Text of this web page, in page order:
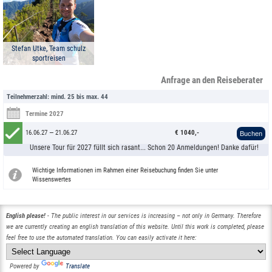
Stefan Utke, Team schulz
sportreisen
Anfrage an den Reiseberater
Teilnehmerzahl: mind. 25 bis max. 44
Termine 2027
16.06.27 — 21.06.27 € 1040,- Buchen
Unsere Tour für 2027 füllt sich rasant... Schon 20 Anmeldungen! Danke dafür!
Wichtige Informationen im Rahmen einer Reisebuchung finden Sie unter
Wissenswertes
English please! - The public interest in our services is increasing – not only in Germany. Therefore
we are currently creating an english translation of this website. Until this work is completed, please
feel free to use the automated translation. You can easily activate it here:
Powered by Translate